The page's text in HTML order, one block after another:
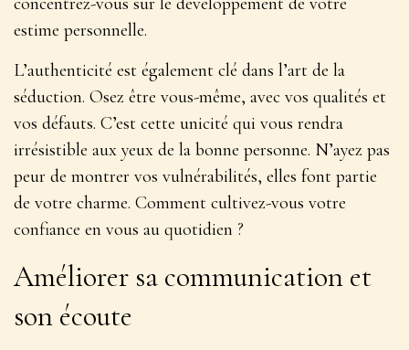
estime personnelle.
L’authenticité est également clé dans l’art de la
séduction. Osez être vous-même, avec vos qualités et
vos défauts. C’est cette unicité qui vous rendra
irrésistible aux yeux de la bonne personne. N’ayez pas
peur de montrer vos vulnérabilités, elles font partie
de votre charme. Comment cultivez-vous votre
confiance en vous au quotidien ?
Améliorer sa communication et
son écoute